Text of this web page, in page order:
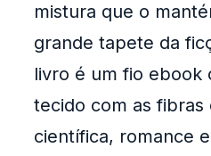
mistura que o
grande tapete da
livro é um fio ebook
tecido com as fibras
científica, romance